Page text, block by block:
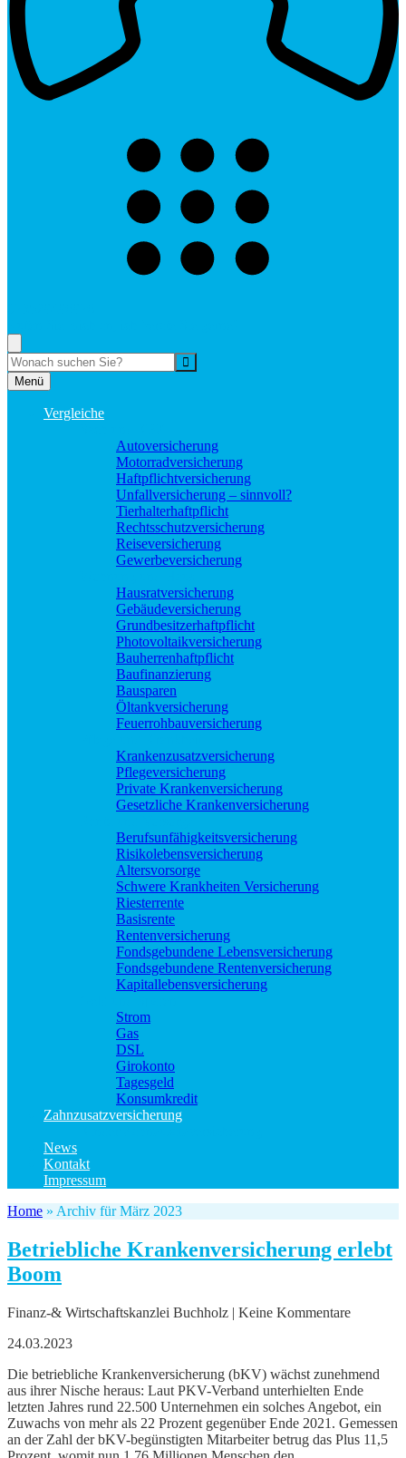
Menü
Vergleiche
Autoversicherung
Motorradversicherung
Haftpflichtversicherung
Unfallversicherung – sinnvoll?
Tierhalterhaftpflicht
Rechtsschutzversicherung
Reiseversicherung
Gewerbeversicherung
Hausratversicherung
Gebäudeversicherung
Grundbesitzerhaftpflicht
Photovoltaikversicherung
Bauherrenhaftpflicht
Baufinanzierung
Bausparen
Öltankversicherung
Feuerrohbauversicherung
Krankenzusatzversicherung
Pflegeversicherung
Private Krankenversicherung
Gesetzliche Krankenversicherung
Berufs­unfähigkeitsversicherung
Risikolebensversicherung
Altersvorsorge
Schwere Krankheiten Versicherung
Riesterrente
Basisrente
Rentenversicherung
Fondsgebundene Lebensversicherung
Fondsgebundene Rentenversicherung
Kapitallebensversicherung
Strom
Gas
DSL
Girokonto
Tagesgeld
Konsumkredit
Zahnzusatzversicherung
News
Kontakt
Impressum
Home » Archiv für März 2023
Betriebliche Krankenversicherung erlebt
Boom
Finanz-& Wirtschaftskanzlei Buchholz | Keine Kommentare
24.03.2023
Die betriebliche Krankenversicherung (bKV) wächst zunehmend
aus ihrer Nische heraus: Laut PKV-Verband unterhielten Ende
letzten Jahres rund 22.500 Unternehmen ein solches Angebot, ein
Zuwachs von mehr als 22 Prozent gegenüber Ende 2021. Gemessen
an der Zahl der bKV-begünstigten Mitarbeiter betrug das Plus 11,5